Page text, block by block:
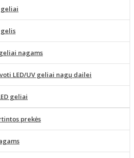
geliai
nagams
LED/UV geliai nagų dailei
geliai
prekės